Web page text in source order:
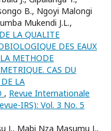
B., Ngoyi Malongi
Mukendi J.L.,
LA QUALITE
DES EAUX
METHODE
CAS DU
LA
, Revue Internationale
IRS): Vol. 3 No. 5
J., Mabi Nza Masumu J.,